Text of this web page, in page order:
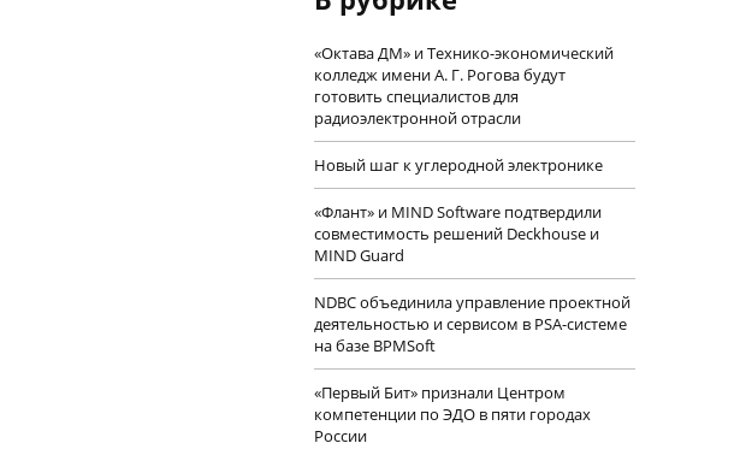
«Октава ДМ» и Технико-экономический
колледж имени А. Г. Рогова будут
готовить специалистов для
радиоэлектронной отрасли
Новый шаг к углеродной электронике
«Флант» и MIND Software подтвердили
совместимость решений Deckhouse и
MIND Guard
NDBC объединила управление проектной
деятельностью и сервисом в PSA-системе
на базе BPMSoft
«Первый Бит» признали Центром
компетенции по ЭДО в пяти городах
России